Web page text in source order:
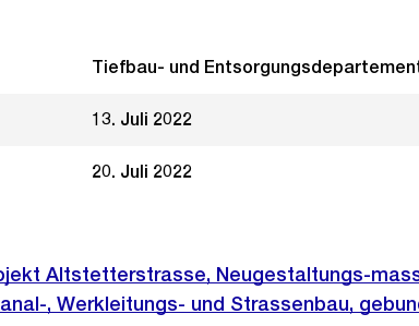
Tiefbau- und
13. Juli 2022
20. Juli 2022
Altstetterstrasse, Neugestaltungs-
, Werkleitungs- und Strassenbau,